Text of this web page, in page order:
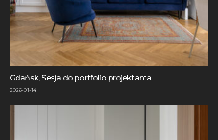
Gdańsk, Sesja do portfolio projektanta
2026-01-14